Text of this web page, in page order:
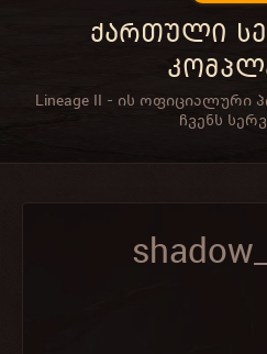
ქართული
Lineage II - ის
ჩვენს